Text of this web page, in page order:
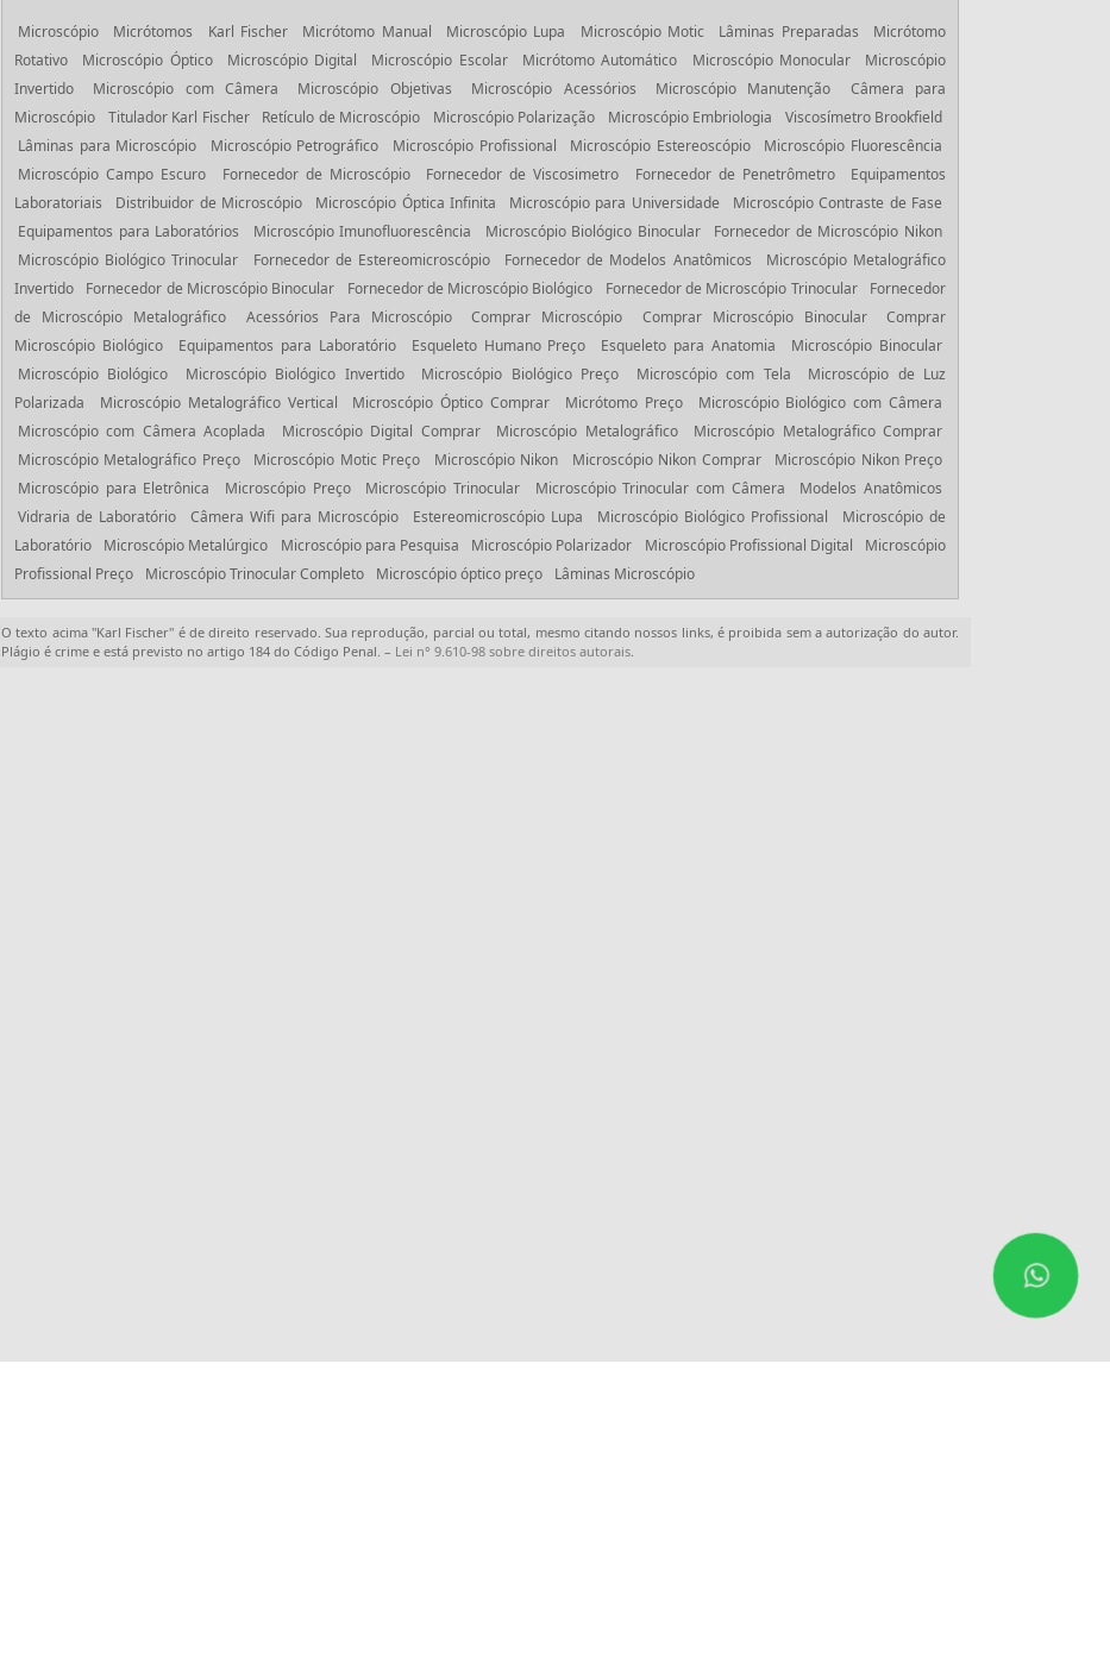
Microscópio Micrótomos Karl Fischer Micrótomo Manual Microscópio Lupa Microscópio Motic Lâminas Preparadas
Micrótomo
Rotativo
Microscópio Óptico Microscópio Digital Microscópio Escolar Micrótomo Automático Microscópio Monocular
Microscópio
Invertido
Microscópio com Câmera Microscópio Objetivas Microscópio Acessórios Microscópio Manutenção
Câmera para
Microscópio
Titulador Karl Fischer Retículo de Microscópio Microscópio Polarização Microscópio Embriologia
Viscosímetro Brookfield
Lâminas para Microscópio
Microscópio Petrográfico Microscópio Profissional Microscópio Estereoscópio
Microscópio Fluorescência
Microscópio Campo Escuro
Fornecedor de Microscópio Fornecedor de Viscosimetro Fornecedor de Penetrômetro
Equipamentos
Laboratoriais
Distribuidor de Microscópio Microscópio Óptica Infinita Microscópio para Universidade
Microscópio Contraste de Fase
Equipamentos para Laboratórios
Microscópio Imunofluorescência Microscópio Biológico Binocular
Fornecedor de Microscópio Nikon
Microscópio Biológico Trinocular
Fornecedor de Estereomicroscópio Fornecedor de Modelos Anatômicos
Microscópio Metalográfico
Invertido
Fornecedor de Microscópio Binocular Fornecedor de Microscópio Biológico Fornecedor de Microscópio Trinocular
Fornecedor
de Microscópio Metalográfico
Acessórios Para Microscópio Comprar Microscópio Comprar Microscópio Binocular
Comprar
Microscópio Biológico
Equipamentos para Laboratório Esqueleto Humano Preço Esqueleto para Anatomia
Microscópio Binocular
Microscópio Biológico
Microscópio Biológico Invertido Microscópio Biológico Preço Microscópio com Tela
Microscópio de Luz
Polarizada
Microscópio Metalográfico Vertical Microscópio Óptico Comprar Micrótomo Preço
Microscópio Biológico com Câmera
Microscópio com Câmera Acoplada
Microscópio Digital Comprar Microscópio Metalográfico
Microscópio Metalográfico Comprar
Microscópio Metalográfico Preço
Microscópio Motic Preço Microscópio Nikon Microscópio Nikon Comprar
Microscópio Nikon Preço
Microscópio para Eletrônica
Microscópio Preço Microscópio Trinocular Microscópio Trinocular com Câmera
Modelos Anatômicos
Vidraria de Laboratório
Câmera Wifi para Microscópio Estereomicroscópio Lupa Microscópio Biológico Profissional
Microscópio de
Laboratório
Microscópio Metalúrgico Microscópio para Pesquisa Microscópio Polarizador Microscópio Profissional Digital
Microscópio
Profissional Preço
Microscópio Trinocular Completo Microscópio óptico preço Lâminas Microscópio
O texto acima "Karl Fischer" é de direito reservado. Sua reprodução, parcial ou total, mesmo citando nossos links, é proibida sem a autorização do autor.
Plágio é crime e está previsto no artigo 184 do Código Penal. – Lei n° 9.610-98 sobre direitos autorais